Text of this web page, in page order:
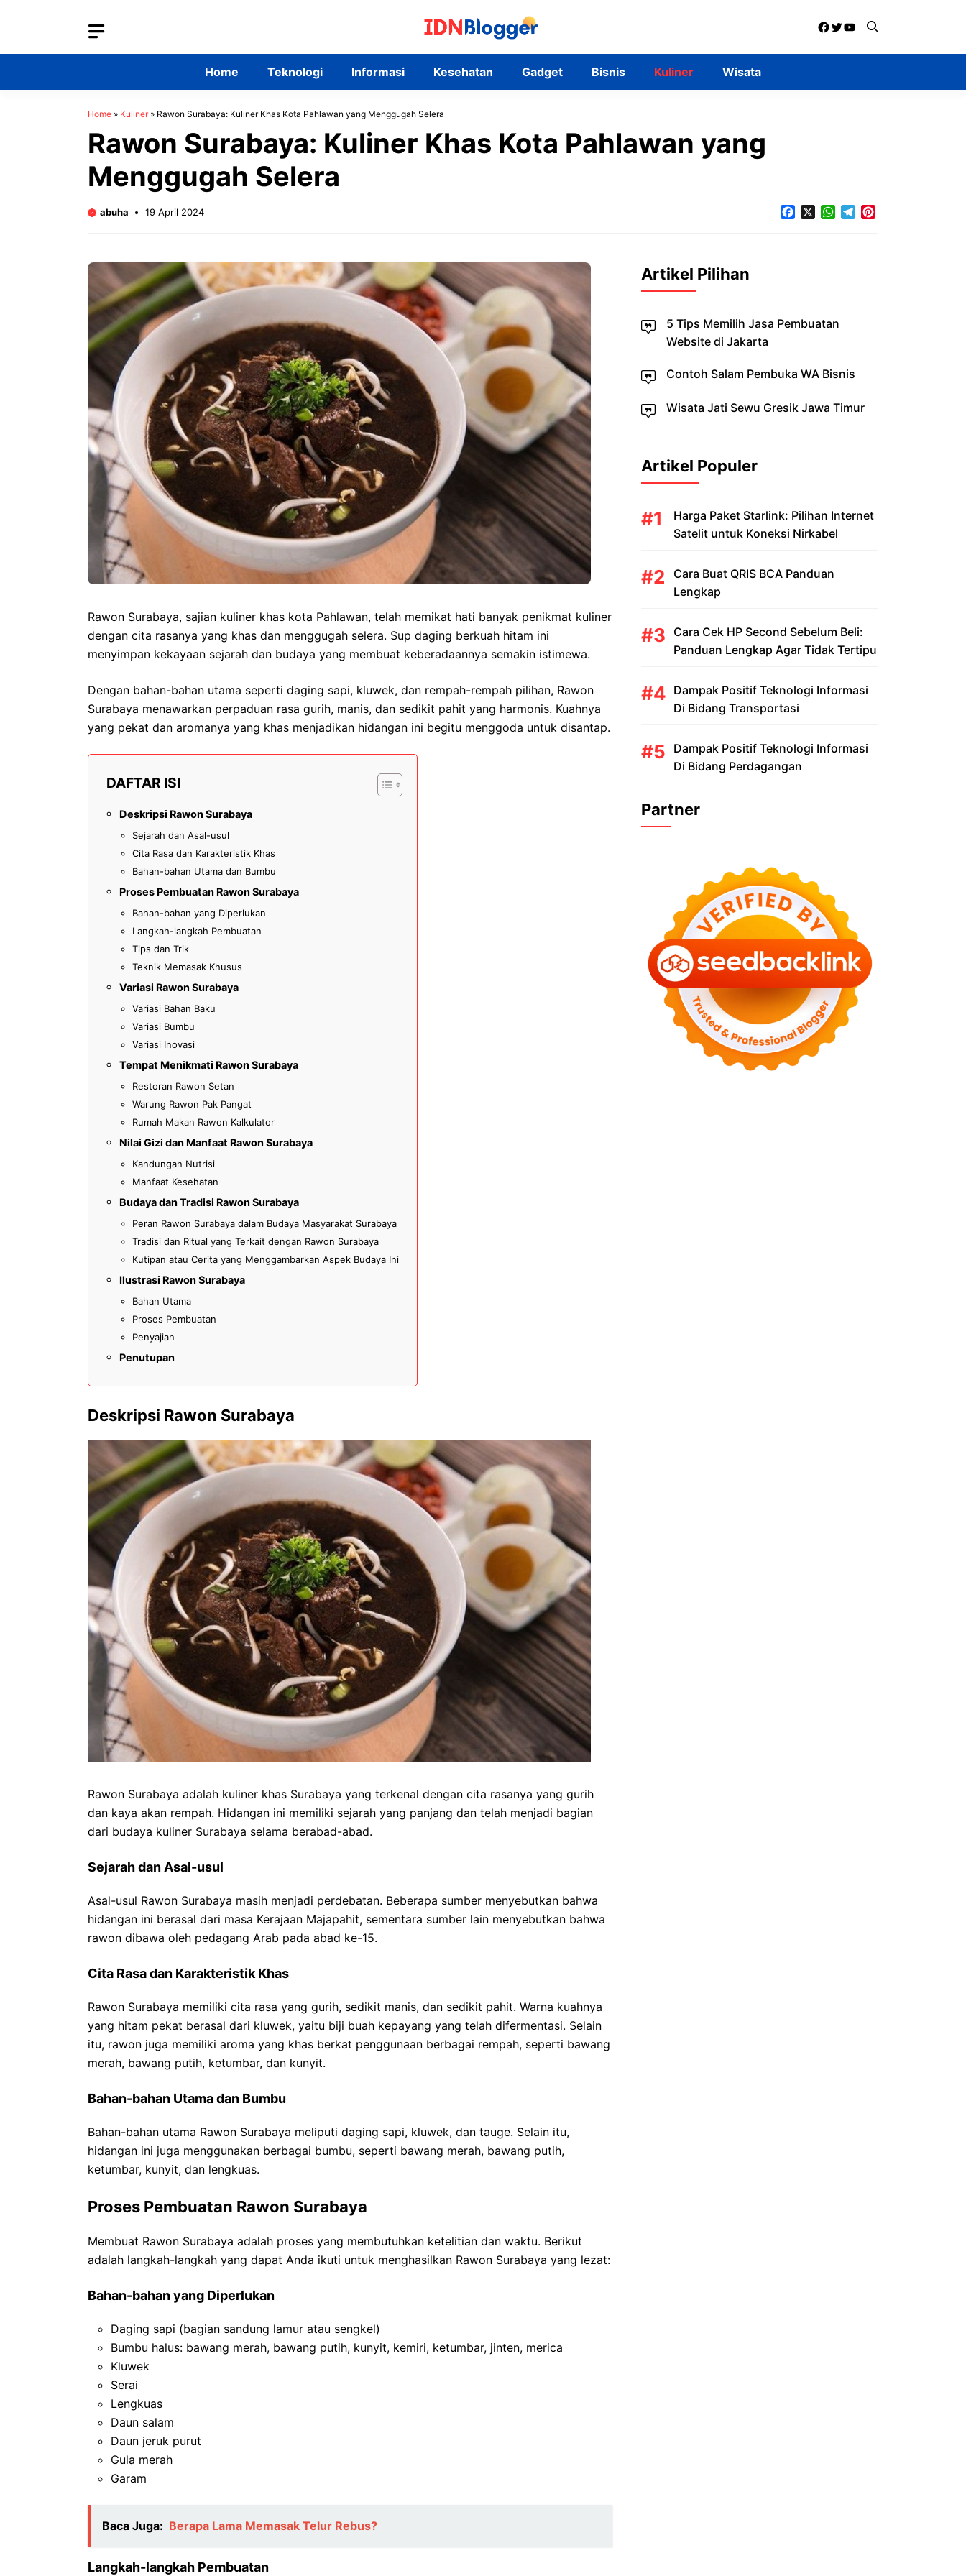
Facebook
Twitter
YouTube
Home Teknologi Informasi Kesehatan Gadget Bisnis Kuliner Wisata
Home » Kuliner» Rawon Surabaya: Kuliner Khas Kota Pahlawan yang Menggugah Selera
Rawon Surabaya: Kuliner Khas Kota Pahlawan yang
Menggugah Selera
abuha 19 April 2024 FacebookWhatsApp
Telegram
Rawon Surabaya, sajian kuliner khas kota Pahlawan, telah memikat hati banyak penikmat kuliner
dengan cita rasanya yang khas dan menggugah selera. Sup daging berkuah hitam ini
menyimpan kekayaan sejarah dan budaya yang membuat keberadaannya semakin istimewa.
Dengan bahan-bahan utama seperti daging sapi, kluwek, dan rempah-rempah pilihan, Rawon
Surabaya menawarkan perpaduan rasa gurih, manis, dan sedikit pahit yang harmonis. Kuahnya
yang pekat dan aromanya yang khas menjadikan hidangan ini begitu menggoda untuk disantap.
DAFTAR ISI
Deskripsi Rawon Surabaya
Sejarah dan Asal-usul
Cita Rasa dan Karakteristik Khas
Bahan-bahan Utama dan Bumbu
Proses Pembuatan Rawon Surabaya
Bahan-bahan yang Diperlukan
Langkah-langkah Pembuatan
Tips dan Trik
Teknik Memasak Khusus
Variasi Rawon Surabaya
Variasi Bahan Baku
Variasi Bumbu
Variasi Inovasi
Tempat Menikmati Rawon Surabaya
Restoran Rawon Setan
Warung Rawon Pak Pangat
Rumah Makan Rawon Kalkulator
Nilai Gizi dan Manfaat Rawon Surabaya
Kandungan Nutrisi
Manfaat Kesehatan
Budaya dan Tradisi Rawon Surabaya
Peran Rawon Surabaya dalam Budaya Masyarakat Surabaya
Tradisi dan Ritual yang Terkait dengan Rawon Surabaya
Kutipan atau Cerita yang Menggambarkan Aspek Budaya Ini
Ilustrasi Rawon Surabaya
Bahan Utama
Proses Pembuatan
Penyajian
Penutupan
Deskripsi Rawon Surabaya
Rawon Surabaya adalah kuliner khas Surabaya yang terkenal dengan cita rasanya yang gurih
dan kaya akan rempah. Hidangan ini memiliki sejarah yang panjang dan telah menjadi bagian
dari budaya kuliner Surabaya selama berabad-abad.
Sejarah dan Asal-usul
Asal-usul Rawon Surabaya masih menjadi perdebatan. Beberapa sumber menyebutkan bahwa
hidangan ini berasal dari masa Kerajaan Majapahit, sementara sumber lain menyebutkan bahwa
rawon dibawa oleh pedagang Arab pada abad ke-15.
Cita Rasa dan Karakteristik Khas
Rawon Surabaya memiliki cita rasa yang gurih, sedikit manis, dan sedikit pahit. Warna kuahnya
yang hitam pekat berasal dari kluwek, yaitu biji buah kepayang yang telah difermentasi. Selain
itu, rawon juga memiliki aroma yang khas berkat penggunaan berbagai rempah, seperti bawang
merah, bawang putih, ketumbar, dan kunyit.
Bahan-bahan Utama dan Bumbu
Bahan-bahan utama Rawon Surabaya meliputi daging sapi, kluwek, dan tauge. Selain itu,
hidangan ini juga menggunakan berbagai bumbu, seperti bawang merah, bawang putih,
ketumbar, kunyit, dan lengkuas.
Proses Pembuatan Rawon Surabaya
Membuat Rawon Surabaya adalah proses yang membutuhkan ketelitian dan waktu. Berikut
adalah langkah-langkah yang dapat Anda ikuti untuk menghasilkan Rawon Surabaya yang lezat:
Bahan-bahan yang Diperlukan
Daging sapi (bagian sandung lamur atau sengkel)
Bumbu halus: bawang merah, bawang putih, kunyit, kemiri, ketumbar, jinten, merica
Kluwek
Serai
Lengkuas
Daun salam
Daun jeruk purut
Gula merah
Garam
Baca Juga: Berapa Lama Memasak Telur Rebus?
Langkah-langkah Pembuatan
Artikel Pilihan
5 Tips Memilih Jasa Pembuatan
Website di Jakarta
Contoh Salam Pembuka WA Bisnis
Wisata Jati Sewu Gresik Jawa Timur
Artikel Populer
Harga Paket Starlink: Pilihan Internet
Satelit untuk Koneksi Nirkabel
Cara Buat QRIS BCA Panduan
Lengkap
Cara Cek HP Second Sebelum Beli:
Panduan Lengkap Agar Tidak Tertipu
Dampak Positif Teknologi Informasi
Di Bidang Transportasi
Dampak Positif Teknologi Informasi
Di Bidang Perdagangan
Partner